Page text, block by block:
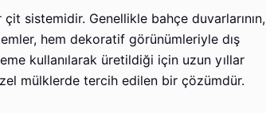
sistemidir. Genellikle bahçe duvarlarının,
hem dekoratif görünümleriyle dış
kullanılarak üretildiği için uzun yıllar
mülklerde tercih edilen bir çözümdür.